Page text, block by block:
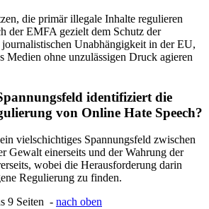
die primär illegale Inhalte regulieren
der EMFA gezielt dem Schutz der
Unabhängigkeit in der EU,
Medien ohne unzulässigen Druck agieren
identifiziert die
von Online Hate Speech?
vielschichtiges Spannungsfeld zwischen
Gewalt einerseits und der Wahrung der
wobei die Herausforderung darin
Regulierung zu finden.
9 Seiten - nach oben